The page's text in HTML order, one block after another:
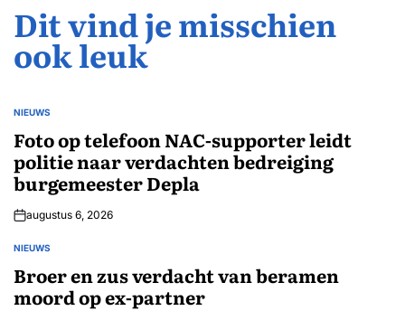
Dit vind je misschien
ook leuk
GEPLAATST
NIEUWS
Foto op telefoon NAC-supporter leidt
politie naar verdachten bedreiging
burgemeester Depla
augustus 6, 2026
GEPLAATST
NIEUWS
Broer en zus verdacht van beramen
moord op ex-partner